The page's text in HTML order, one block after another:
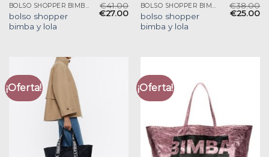
BOLSO SHOPPER BIMBA Y LOLA
bolso shopper
bimba y lola
€41.00
€27.00
BOLSO SHOPPER BIMBA Y LOLA
bolso shopper
bimba y lola
€38.00
€25.00
¡Oferta! ¡Oferta!